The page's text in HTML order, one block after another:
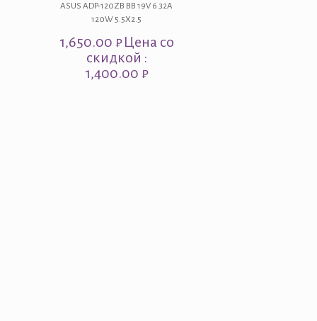
ASUS ADP-120ZB BB 19V 6.32A
120W 5.5X2.5
1,650.00 ₽Цена со
скидкой :
1,400.00 ₽